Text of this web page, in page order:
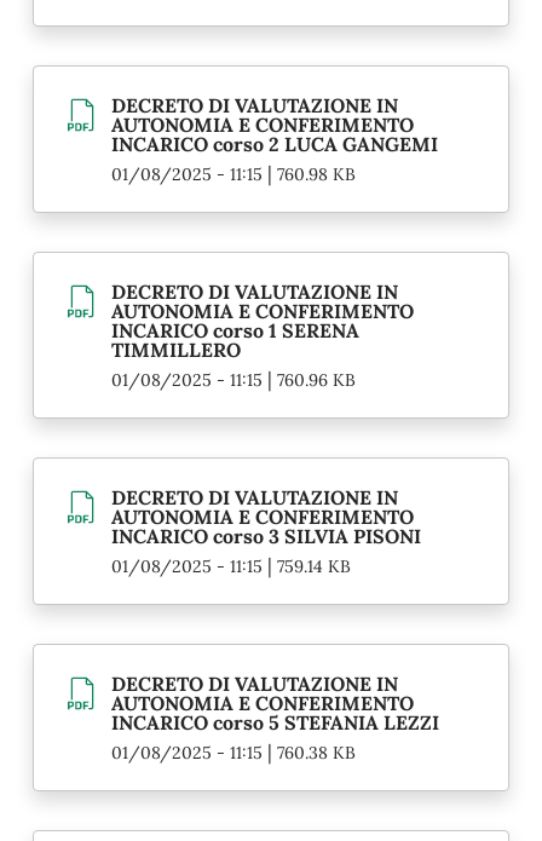
DECRETO DI VALUTAZIONE IN
AUTONOMIA E CONFERIMENTO
INCARICO corso 2 LUCA GANGEMI
01/08/2025 - 11:15 | 760.98 KB
DECRETO DI VALUTAZIONE IN
AUTONOMIA E CONFERIMENTO
INCARICO corso 1 SERENA
TIMMILLERO
01/08/2025 - 11:15 | 760.96 KB
DECRETO DI VALUTAZIONE IN
AUTONOMIA E CONFERIMENTO
INCARICO corso 3 SILVIA PISONI
01/08/2025 - 11:15 | 759.14 KB
DECRETO DI VALUTAZIONE IN
AUTONOMIA E CONFERIMENTO
INCARICO corso 5 STEFANIA LEZZI
01/08/2025 - 11:15 | 760.38 KB